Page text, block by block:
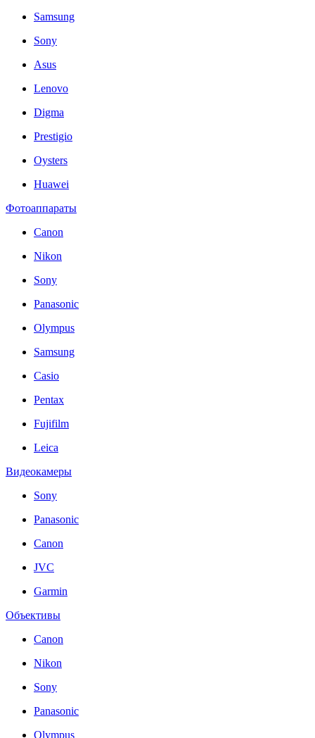
Samsung
Sony
Asus
Lenovo
Digma
Prestigio
Oysters
Huawei
Фотоаппараты
Canon
Nikon
Sony
Panasonic
Olympus
Samsung
Casio
Pentax
Fujifilm
Leica
Видеокамеры
Sony
Panasonic
Canon
JVC
Garmin
Объективы
Canon
Nikon
Sony
Panasonic
Olympus